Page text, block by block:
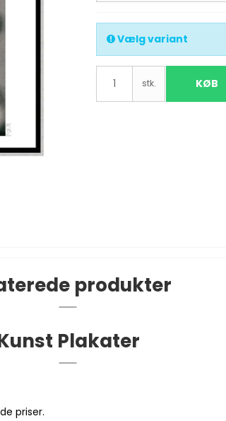
Vælg variant
stk. KØB
produkter
Plakater
priser.